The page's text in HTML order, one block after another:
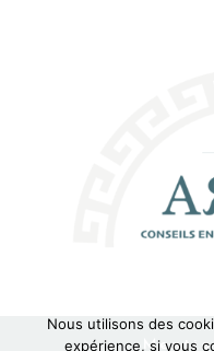
Nous utilisons des
expérience, si vous